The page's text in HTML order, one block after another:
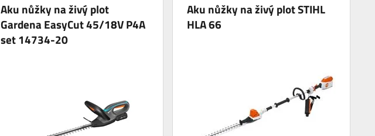
Aku nůžky na živý plot
Gardena EasyCut 45/18V P4A
set 14734-20
Aku nůžky na živý plot STIHL
HLA 66